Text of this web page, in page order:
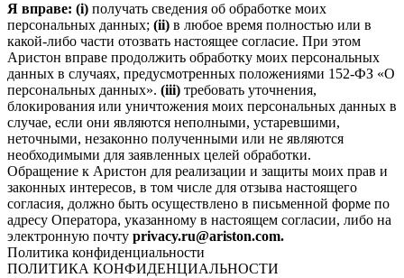
Я вправе: (i) получать сведения об обработке моих
персональных данных; (ii) в любое время полностью или в
какой-либо части отозвать настоящее согласие. При этом
Аристон вправе продолжить обработку моих персональных
данных в случаях, предусмотренных положениями 152-ФЗ «О
персональных данных». (iii) требовать уточнения,
блокирования или уничтожения моих персональных данных в
случае, если они являются неполными, устаревшими,
неточными, незаконно полученными или не являются
необходимыми для заявленных целей обработки.
Обращение к Аристон для реализации и защиты моих прав и
законных интересов, в том числе для отзыва настоящего
согласия, должно быть осуществлено в письменной форме по
адресу Оператора, указанному в настоящем согласии, либо на
электронную почту privacy.ru@ariston.com.
Политика конфиденциальности
ПОЛИТИКА КОНФИДЕНЦИАЛЬНОСТИ